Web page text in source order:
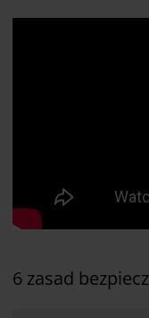
6 zasad